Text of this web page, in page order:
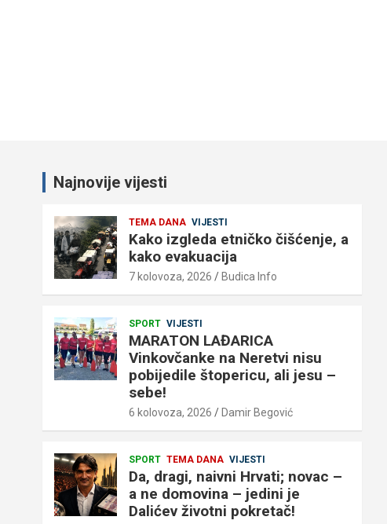
Najnovije vijesti
TEMA DANA VIJESTI
Kako izgleda etničko čišćenje, a
kako evakuacija
7 kolovoza, 2026 Budica Info
SPORT VIJESTI
MARATON LAĐARICA
Vinkovčanke na Neretvi nisu
pobijedile štopericu, ali jesu –
sebe!
6 kolovoza, 2026 Damir Begović
SPORT TEMA DANA VIJESTI
Da, dragi, naivni Hrvati; novac –
a ne domovina – jedini je
Dalićev životni pokretač!